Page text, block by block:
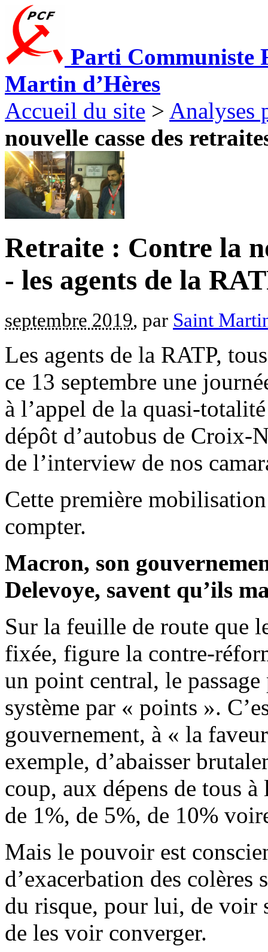
Parti Communiste
Martin d’Hères
Accueil du site > Analyses
nouvelle casse des
Retraite : Contre la
- les agents de la
septembre 2019, par Saint
Les agents de la RATP,
ce 13 septembre une
à l’appel de la quasi-
dépôt d’autobus de
de l’interview de nos
Cette première
compter.
Macron, son
Delevoye, savent qu’ils
Sur la feuille de route que
fixée, figure la contre-
un point central, le
système par « points ».
gouvernement, à « la
exemple, d’abaisser
coup, aux dépens de tous
de 1%, de 5%, de 10%
Mais le pouvoir est
d’exacerbation des colères
du risque, pour lui, de voir
de les voir converger.